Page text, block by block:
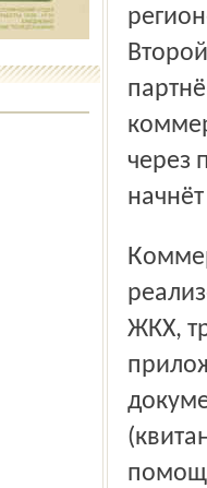
через
Коммерческие услуги, которые предполагается
ЖКХ,